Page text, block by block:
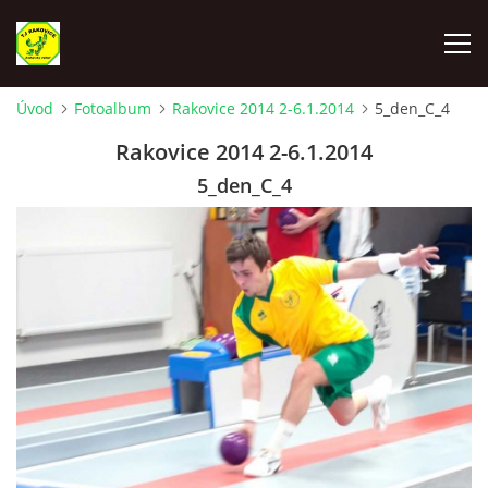
VYLOSOVANIE - SÚŤAŽNÝ ROČNÍK 2025-2026
TJ RAKOVICE "B"
TJ RAKOVICE ŽENY
TJ RAKOVICE DORAST
Úvod Fotoalbum Rakovice 2014 2-6.1.2014 5_den_C_4
Rakovice 2014 2-6.1.2014
5_den_C_4